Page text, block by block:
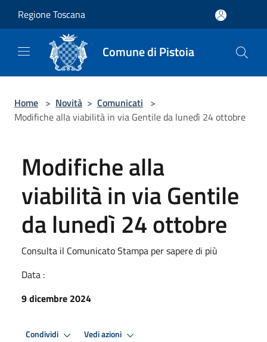
Regione Toscana
Comune di Pistoia
Home > Novità > Comunicati >
Modifiche alla viabilità in via Gentile da lunedì 24 ottobre
Modifiche alla
viabilità in via Gentile
da lunedì 24 ottobre
Consulta il Comunicato Stampa per sapere di più
Data :
9 dicembre 2024
Condividi Vedi azioni